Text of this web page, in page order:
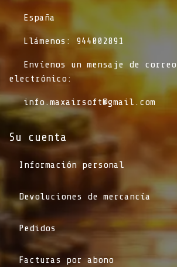
​España
​Llámenos: 944002891
​Envíenos un mensaje de correo
electrónico:
info.maxairsoft@gmail.com
Su cuenta
Información personal
Devoluciones de mercancía
Pedidos
Facturas por abono